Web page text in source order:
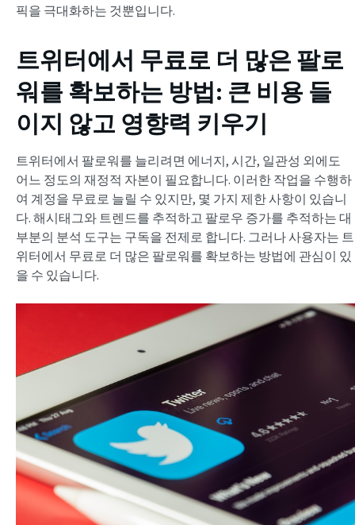
픽을 극대화하는 것뿐입니다.
트위터에서 무료로 더 많은 팔로
워를 확보하는 방법: 큰 비용 들
이지 않고 영향력 키우기
트위터에서 팔로워를 늘리려면 에너지, 시간, 일관성 외에도
어느 정도의 재정적 자본이 필요합니다. 이러한 작업을 수행하
여 계정을 무료로 늘릴 수 있지만, 몇 가지 제한 사항이 있습니
다. 해시태그와 트렌드를 추적하고 팔로우 증가를 추적하는 대
부분의 분석 도구는 구독을 전제로 합니다. 그러나 사용자는 트
위터에서 무료로 더 많은 팔로워를 확보하는 방법에 관심이 있
을 수 있습니다.